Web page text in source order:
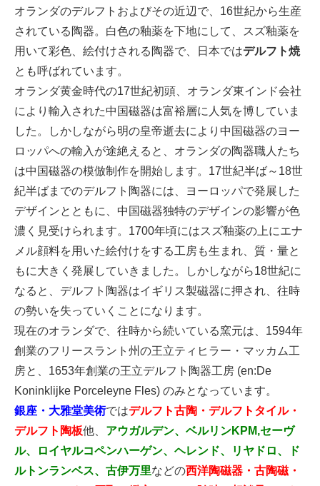
オランダのデルフトおよびその近辺で、16世紀から生産
されている陶器。白色の釉薬を下地にして、スズ釉薬を
用いて彩色、絵付けされる陶器で、日本ではデルフト焼
とも呼ばれています。
オランダ黄金時代の17世紀初頭、オランダ東インド会社
により輸入された中国磁器は富裕層に人気を博していま
した。しかしながら明の皇帝逝去により中国磁器のヨー
ロッパへの輸入が途絶えると、オランダの陶器職人たち
は中国磁器の模倣制作を開始します。17世紀半ば～18世
紀半ばまでのデルフト陶器には、ヨーロッパで発展した
デザインとともに、中国磁器独特のデザインの影響が色
濃く見受けられます。1700年頃にはスズ釉薬の上にエナ
メル顔料を用いた絵付けをする工房も生まれ、質・量と
もに大きく発展していきました。しかしながら18世紀に
なると、デルフト陶器はイギリス製磁器に押され、往時
の勢いを失っていくことになります。
現在のオランダで、往時から続いている窯元は、1594年
創業のフリースラント州の王立ティヒラー・マッカム工
房と、1653年創業の王立デルフト陶器工房 (en:De
Koninklijke Porceleyne Fles) のみとなっています。
銀座・大雅堂美術ではデルフト古陶・デルフトタイル・
デルフト陶板他、 アウガルデン、ベルリンKPM,セーヴ
ル、ロイヤルコペンハーゲン、ヘレンド、リヤドロ、ド
ルトンランベス、古伊万里などの西洋陶磁器・古陶磁・